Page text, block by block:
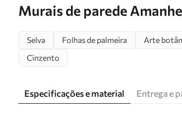
Murais de parede
Selva Folhas de palmeira Arte
Cinzento
Especificações e material Entrega e